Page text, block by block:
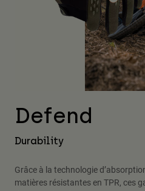
Defend
Durability
Grâce à la technologie
matières résistantes en TPR, ces